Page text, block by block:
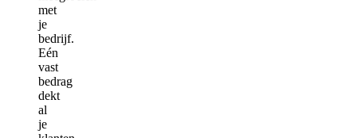
met
je
bedrijf.
Eén
vast
bedrag
dekt
al
je